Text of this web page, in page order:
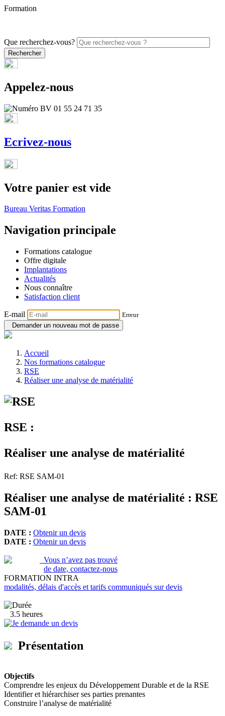
Formation
Que recherchez-vous?
Appelez-nous
Ecrivez-nous
Votre panier est vide
Bureau Veritas Formation
Navigation principale
Formations catalogue
Offre digitale
Implantations
Actualités
Nous connaître
Satisfaction client
E-mail
Erreur
Demander un nouveau mot de passe
Accueil
Nos formations catalogue
RSE
Réaliser une analyse de matérialité
RSE :
Réaliser une analyse de matérialité
Ref: RSE SAM-01
Réaliser une analyse de matérialité : RSE
SAM-01
DATE : Obtenir un devis
DATE : Obtenir un devis
Vous n’avez pas trouvé
de date, contactez-nous
FORMATION INTRA
modalités, délais d'accès et tarifs communiqués sur devis
3.5 heures
Je demande un devis
Présentation
Objectifs
Comprendre les enjeux du Développement Durable et de la RSE
Identifier et hiérarchiser ses parties prenantes
Construire l’analyse de matérialité